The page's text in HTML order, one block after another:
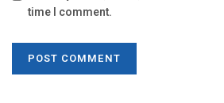
time I comment.